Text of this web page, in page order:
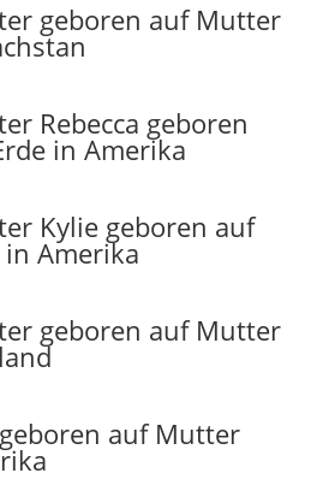
geboren auf Mutter
Rebecca geboren
in Amerika
Kylie geboren auf
Amerika
geboren auf Mutter
auf Mutter